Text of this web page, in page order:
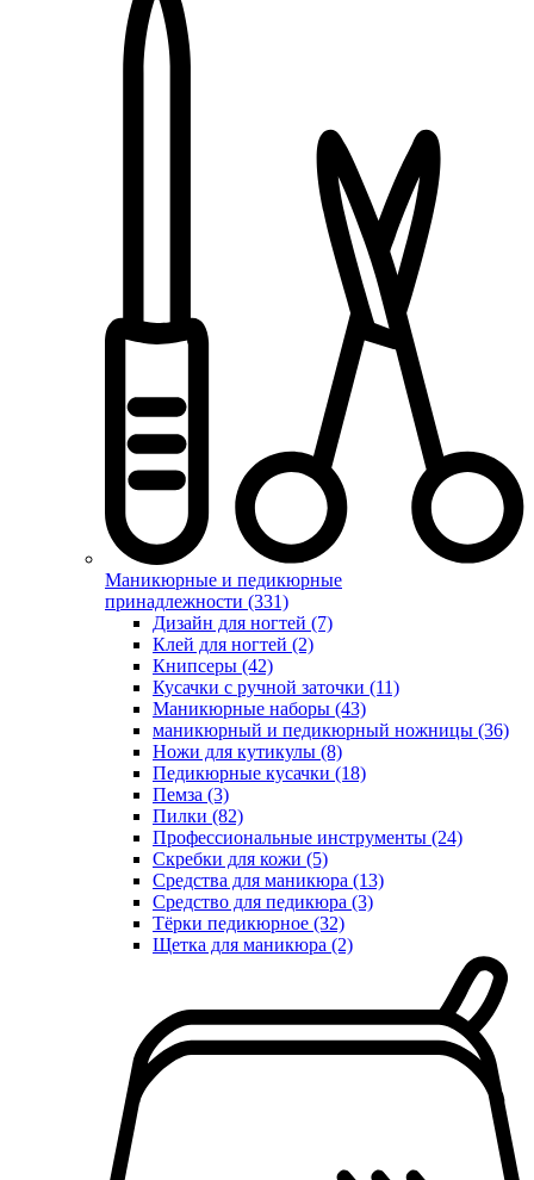
Маникюрные и педикюрные
принадлежности (331)
Дизайн для ногтей (7)
Клей для ногтей (2)
Книпсеры (42)
Кусачки с ручной заточки (11)
Маникюрные наборы (43)
маникюрный и педикюрный ножницы (36)
Ножи для кутикулы (8)
Педикюрные кусачки (18)
Пемза (3)
Пилки (82)
Профессиональные инструменты (24)
Скребки для кожи (5)
Средства для маникюра (13)
Средство для педикюра (3)
Тёрки педикюрное (32)
Щетка для маникюра (2)